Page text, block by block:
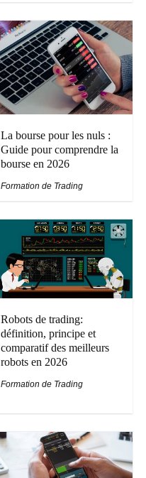
La bourse pour les nuls :
Guide pour comprendre la
bourse en 2026
Formation de Trading
Robots de trading:
définition, principe et
comparatif des meilleurs
robots en 2026
Formation de Trading